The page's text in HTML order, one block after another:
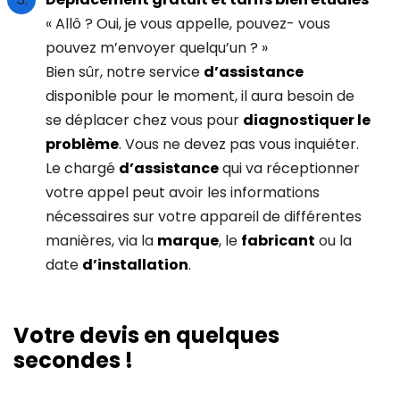
« Allô ? Oui, je vous appelle, pouvez- vous
pouvez m’envoyer quelqu’un ? »
Bien sûr, notre service d’assistance
disponible pour le moment, il aura besoin de
se déplacer chez vous pour diagnostiquer le
problème. Vous ne devez pas vous inquiéter.
Le chargé d’assistancequi va réceptionner
votre appel peut avoir les informations
nécessaires sur votre appareil de différentes
manières, via la marque, le fabricant ou la
date d’installation.
Votre devis en quelques
secondes !
f
y